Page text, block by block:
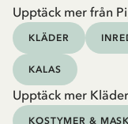
Upptäck mer från
KLÄDER
KALAS
Upptäck mer Kläder
KOSTYMER &